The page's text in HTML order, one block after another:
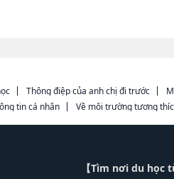
Thông điệp của anh chị đi trước
tin cá nhân Về môi trường tương
【Tìm nơi du học